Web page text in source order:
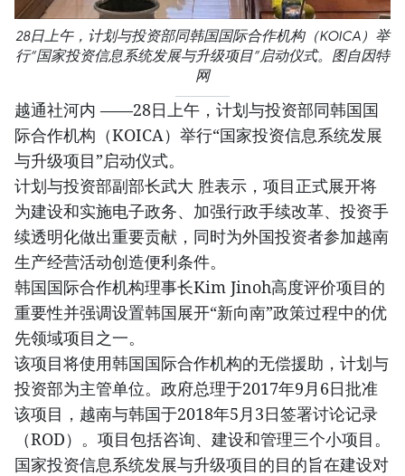
28日上午，计划与投资部同韩国国际合作机构（KOICA）举
行“国家投资信息系统发展与升级项目”启动仪式。图自因特
网
越通社河内 ——28日上午，计划与投资部同韩国国
际合作机构（KOICA）举行“国家投资信息系统发展
与升级项目”启动仪式。
计划与投资部副部长武大 胜表示，项目正式展开将
为建设和实施电子政务、加强行政手续改革、投资手
续透明化做出重要贡献，同时为外国投资者参加越南
生产经营活动创造便利条件。
韩国国际合作机构理事长Kim Jinoh高度评价项目的
重要性并强调设置韩国展开“新向南”政策过程中的优
先领域项目之一。
该项目将使用韩国国际合作机构的无偿援助，计划与
投资部为主管单位。政府总理于2017年9月6日批准
该项目，越南与韩国于2018年5月3日签署讨论记录
（ROD）。项目包括咨询、建设和管理三个小项目。
国家投资信息系统发展与升级项目的目的旨在建设对